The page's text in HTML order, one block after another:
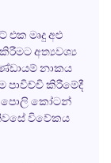
එක මෘදු අළු
අත්‍යවශ්‍ය
නාකය
කිරීමේදී
පොලි කෝටන්
විවේකය